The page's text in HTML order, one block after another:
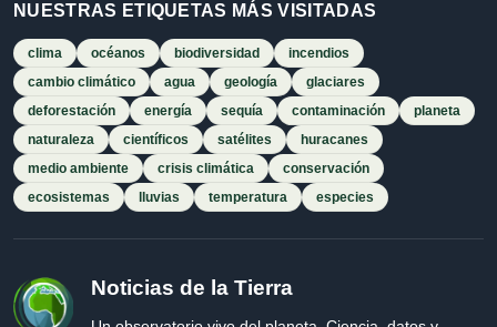
NUESTRAS ETIQUETAS MÁS VISITADAS
clima océanos biodiversidad
incendios
cambio climático
agua geología
glaciares
deforestación
energía sequía contaminación
planeta
naturaleza
científicos satélites
huracanes
medio ambiente
crisis climática
conservación
ecosistemas
lluvias temperatura especies
Noticias de la Tierra